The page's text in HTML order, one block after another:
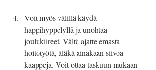
Voit myös välillä käydä
happihyppelyllä ja unohtaa
joulukiireet. Vältä ajattelemasta
hoitotyötä, äläkä ainakaan siivoa
kaappeja. Voit ottaa taskuun mukaan